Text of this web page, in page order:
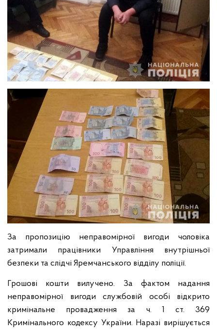
За пропозицію неправомірної вигоди чоловіка
затримали працівники Управління внутрішньої
безпеки та слідчі Яремчанського відділу поліції.
Грошові кошти вилучено. За фактом надання
неправомірної вигоди службовій особі відкрито
кримінальне провадження за ч. 1 ст. 369
Кримінального кодексу України. Наразі вирішується